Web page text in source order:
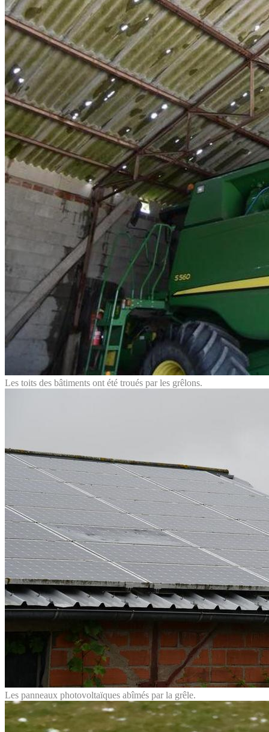
Les toits des bâtiments ont été troués par les grêlons.
Les panneaux photovoltaïques abîmés par la grêle.